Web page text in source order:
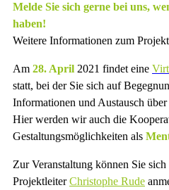
Melde Sie sich gerne bei uns,
haben!
Weitere Informationen zum
Am 28. April 2021 findet eine
statt, bei der Sie sich auf
Informationen und Austausch
Hier werden wir auch die
Gestaltungsmöglichkeiten als
Zur Veranstaltung können Sie
ProjektleiterChristophe Rude